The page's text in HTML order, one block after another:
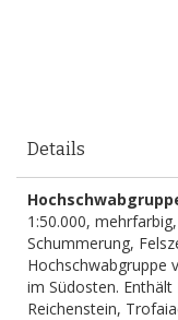
Details
1:50.000,
Schummerung,
Hochschwabgruppe
im Südosten.
Reichenstein,